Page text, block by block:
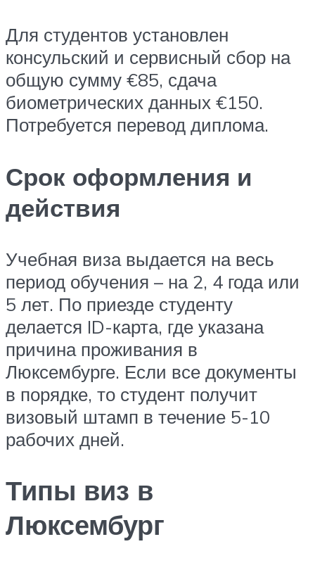
Для студентов установлен
консульский и сервисный сбор на
общую сумму €85, сдача
биометрических данных €150.
Потребуется перевод диплома.
Срок оформления и
действия
Учебная виза выдается на весь
период обучения – на 2, 4 года или
5 лет. По приезде студенту
делается ID-карта, где указана
причина проживания в
Люксембурге. Если все документы
в порядке, то студент получит
визовый штамп в течение 5-10
рабочих дней.
Типы виз в
Люксембург